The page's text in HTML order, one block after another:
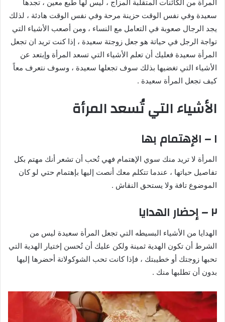
المرأة من الكائنات المتقلبة المزاج ، ليس لها طبع معين ، تجدها
سعيدة وفي نفس الوقت حزينة مرحة وفي نفس الوقت هادئة ، لذلك
يجد الرجال صعوبة في التعامل مع النساء ، ومن أصعب الأشياء التي
تواجة الرجل في حياتة هو جعل زوجتة سعيدة ، إذا كنت تريد ان تجعل
المرأة سعيدة فعليك أن تعلم الأشياء التي تسعد المرأة وإبتعد عن
الأشياء التي تغضيها بذلك سوف تجعلها سعيدة ، وسوف نتعرف معاً
كيف تجعل المرأة سعيدة .
الأشياء التي تُسعد المرأة
١ – الإهتمام بها
المرأة لا تريد منك سوي الإهتمام فهي تُحب أن تشعر أنك مهتم بكل
تفاصيل حياتها ، عندما تتكلم معك أنصت إليها بإهتمام حتي لو كان
الموضوع تافة ولا يستحق النقاش .
٢ – إحضار الهدايا
الهدايا من الأشياء البسيطه التي تجعل المرأة سعيدة ليس من
الشرط أن تكون الهدية ثمينة ولكن عليك أن تُحسن إختيار الهدية التي
تحبها زوجتك أو خطيبتك ، فإذا كانت تحب الشوكولاتة أحضرها إليها
بدون أن تطلبها منك .